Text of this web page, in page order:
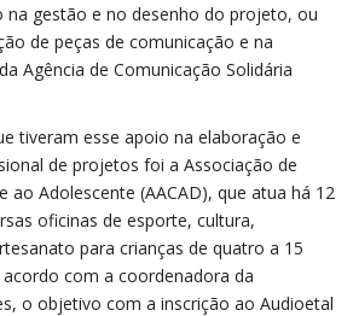
na gestão e no desenho do projeto, ou
de peças de comunicação e na
Agência de Comunicação Solidária
tiveram esse apoio na elaboração e
de projetos foi a Associação de
ao Adolescente (AACAD), que atua há 12
oficinas de esporte, cultura,
para crianças de quatro a 15
com a coordenadora da
o objetivo com a inscrição ao Audioetal